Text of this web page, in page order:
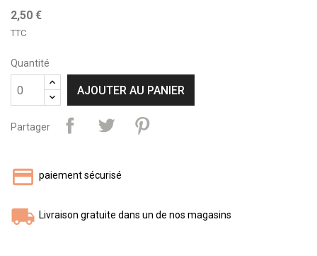
2,50 €
TTC
Quantité
AJOUTER AU PANIER
Partager
paiement sécurisé
Livraison gratuite dans un de nos magasins